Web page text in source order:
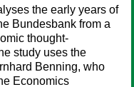
the early years of
Bundesbank from a
thought-
study uses the
Benning, who
Economics